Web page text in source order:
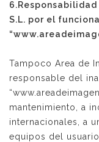
S.L. por el
Tampoco Area de
responsable del
mantenimiento, a
internacionales, a
equipos del